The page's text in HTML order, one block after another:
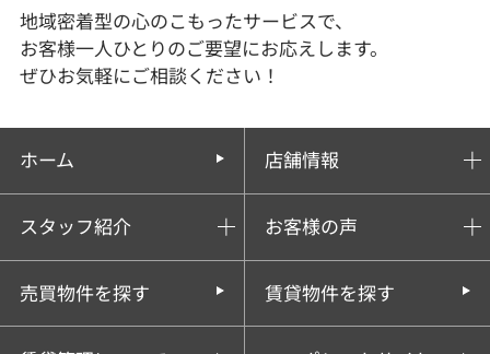
地域密着型の心のこもったサービスで、
お客様一人ひとりのご要望にお応えします。
ぜひお気軽にご相談ください！
ホーム 店舗情報
スタッフ紹介 お客様の声
売買物件を探す 賃貸物件を探す